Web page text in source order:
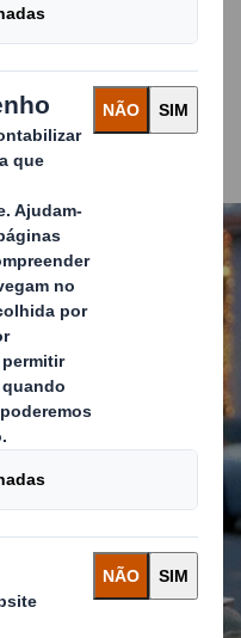
o
em rápido
um quarto (24%) das
o
click & collect